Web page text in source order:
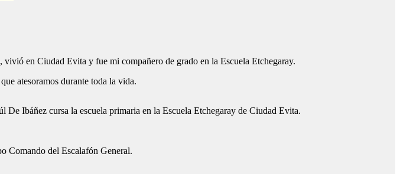
en Ciudad Evita y fue mi compañero de grado en la Escuela Etchegaray.
atesoramos durante toda la vida.
Ibáñez cursa la escuela primaria en la Escuela Etchegaray de Ciudad Evita.
Comando del Escalafón General.